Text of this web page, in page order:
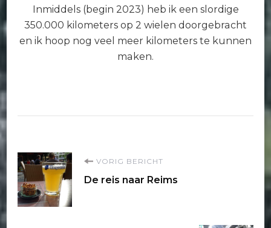
Inmiddels (begin 2023) heb ik een slordige
350.000 kilometers op 2 wielen doorgebracht
en ik hoop nog veel meer kilometers te kunnen
maken.
Bericht
navigatie
VORIG BERICHT
De reis naar Reims